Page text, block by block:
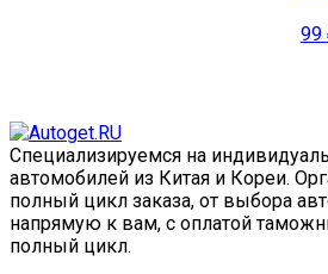
99
Специализируемся на
автомобилей из Китая и Кореи.
полный цикл заказа, от выбора
напрямую к вам, с оплатой
полный цикл.